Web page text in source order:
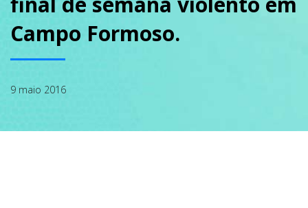
NOTÍCIAS
Campo Formoso.
9 maio 2016